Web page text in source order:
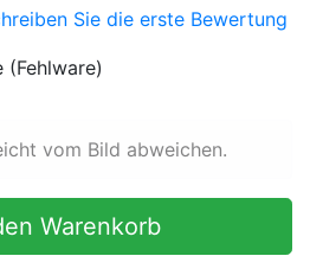
Sie die erste Bewertung
vom Bild abweichen.
Warenkorb